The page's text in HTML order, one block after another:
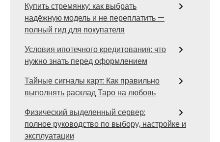
Купить стремянку: как выбрать
надёжную модель и не переплатить —
полный гид для покупателя
Условия ипотечного кредитования: что
нужно знать перед оформлением
Тайные сигналы карт: Как правильно
выполнять расклад Таро на любовь
Физический выделенный сервер:
полное руководство по выбору, настройке и
эксплуатации